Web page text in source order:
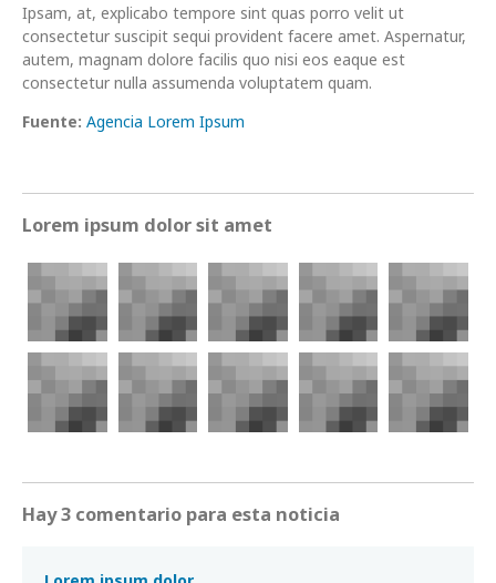
Ipsam, at, explicabo tempore sint quas porro velit ut
consectetur suscipit sequi provident facere amet. Aspernatur,
autem, magnam dolore facilis quo nisi eos eaque est
consectetur nulla assumenda voluptatem quam.
Fuente: Agencia Lorem Ipsum
Lorem ipsum dolor sit amet
Hay 3 comentario para esta noticia